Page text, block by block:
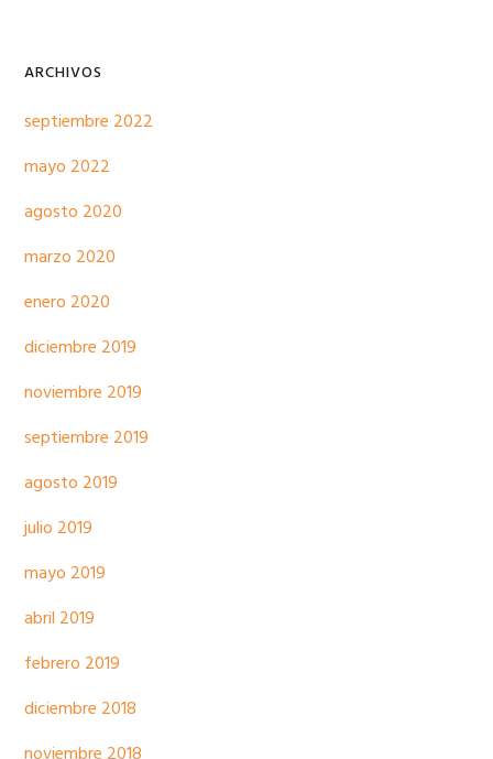
ARCHIVOS
septiembre 2022
mayo 2022
agosto 2020
marzo 2020
enero 2020
diciembre 2019
noviembre 2019
septiembre 2019
agosto 2019
julio 2019
mayo 2019
abril 2019
febrero 2019
diciembre 2018